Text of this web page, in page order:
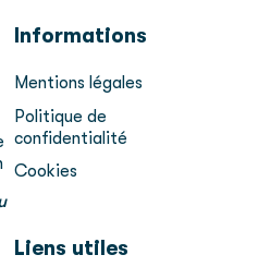
Informations
Mentions légales
Politique de
confidentialité
Cookies
Liens utiles